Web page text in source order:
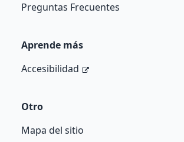
Preguntas Frecuentes
Aprende más
Accesibilidad
Otro
Mapa del sitio